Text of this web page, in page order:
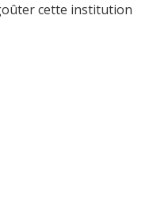
cette institution